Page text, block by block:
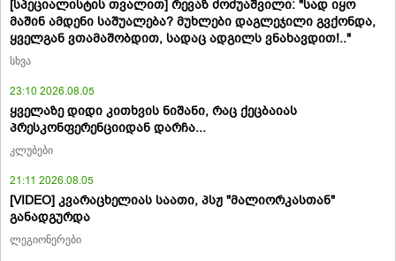
[სპეციალისტის თვალით] რევაზ ძოძუაშვილი: "სად იყო
მაშინ ამდენი საშუალება? მუხლები დაგლეჯილი გვქონდა,
ყველგან ვთამაშობდით, სადაც ადგილს ვნახავდით!.."
სხვა
23:10 2026.08.05
ყველაზე დიდი კითხვის ნიშანი, რაც ქეცბაიას
პრესკონფერენციიდან დარჩა...
კლუბები
21:11 2026.08.05
[VIDEO] კვარაცხელიას საათი, პსჟ "მალიორკასთან"
განადგურდა
ლეგიონერები